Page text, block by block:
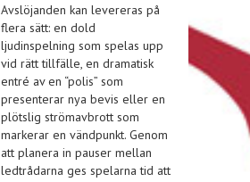
Avslöjanden kan levereras på
flera sätt: en dold
ljudinspelning som spelas upp
vid rätt tillfälle, en dramatisk
entré av en “polis” som
presenterar nya bevis eller en
plötslig strömavbrott som
markerar en vändpunkt. Genom
att planera in pauser mellan
ledtrådarna ges spelarna tid att